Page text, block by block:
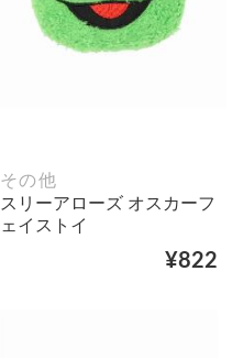
その他
スリーアローズ オスカーフ
ェイストイ
¥822